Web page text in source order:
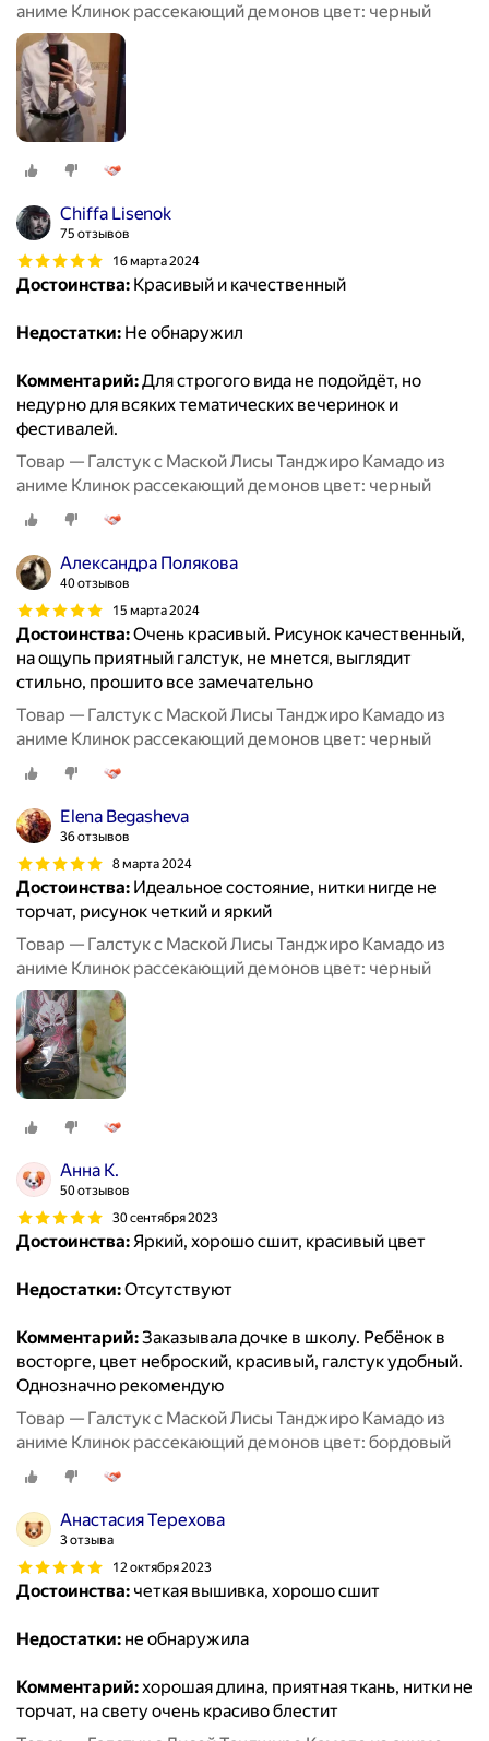
аниме Клинок рассекающий демонов цвет: черный
Chiffa Lisenok
75 отзывов
16 марта 2024
Достоинства: Красивый и качественный
Недостатки: Не обнаружил
Комментарий:Для строгого вида не подойдёт, но
недурно для всяких тематических вечеринок и
фестивалей.
Товар — Галстук с Маской Лисы Танджиро Камадо из
аниме Клинок рассекающий демонов цвет: черный
Александра Полякова
40 отзывов
15 марта 2024
Достоинства:Очень красивый. Рисунок качественный,
на ощупь приятный галстук, не мнется, выглядит
стильно, прошито все замечательно
Товар — Галстук с Маской Лисы Танджиро Камадо из
аниме Клинок рассекающий демонов цвет: черный
Elena Begasheva
36 отзывов
8 марта 2024
Достоинства: Идеальное состояние, нитки нигде не
торчат, рисунок четкий и яркий
Товар — Галстук с Маской Лисы Танджиро Камадо из
аниме Клинок рассекающий демонов цвет: черный
Анна К.
50 отзывов
30 сентября 2023
Достоинства:Яркий, хорошо сшит, красивый цвет
Недостатки:Отсутствуют
Комментарий:Заказывала дочке в школу. Ребёнок в
восторге, цвет неброский, красивый, галстук удобный.
Однозначно рекомендую
Товар — Галстук с Маской Лисы Танджиро Камадо из
аниме Клинок рассекающий демонов цвет: бордовый
Анастасия Терехова
3 отзыва
12 октября 2023
Достоинства: четкая вышивка, хорошо сшит
Недостатки: не обнаружила
Комментарий:хорошая длина, приятная ткань, нитки не
торчат, на свету очень красиво блестит